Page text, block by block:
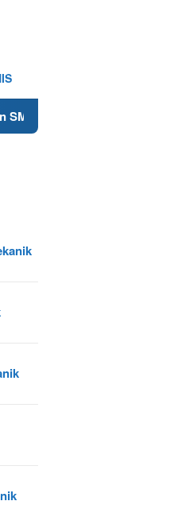
di Cilacap Tahun 2025